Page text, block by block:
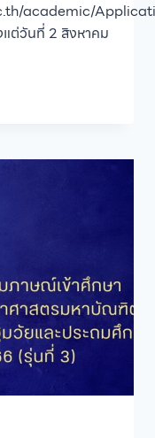
academic/
ต่วันที่ 2 สิงหาคม